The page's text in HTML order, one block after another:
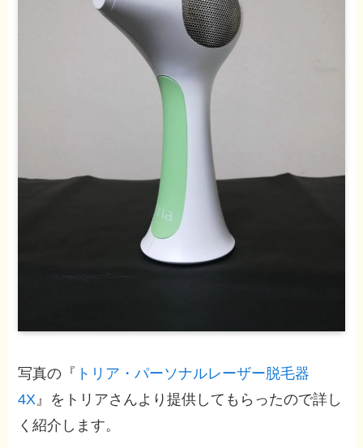
写真の『 トリア・パーソナルレーザー脱毛器
4X 』をトリアさんより提供してもらったので詳し
く紹介します。